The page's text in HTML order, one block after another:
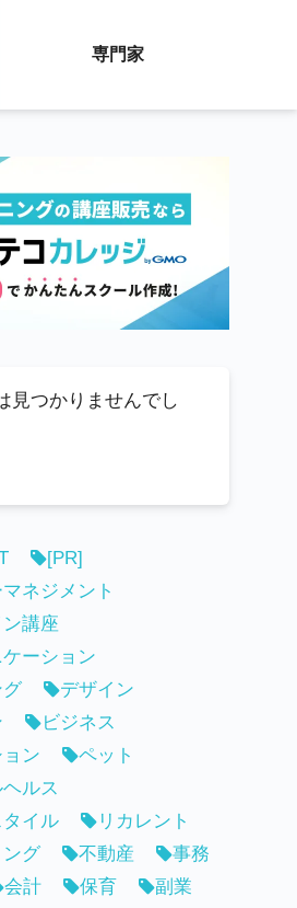
専門家
見つかりませんでし
[PR]
ネジメント
講座
ーション
グ
デザイン
ビジネス
ン
ペット
ルス
イル
リカレント
ング
不動産
事務
会計 保育
副業